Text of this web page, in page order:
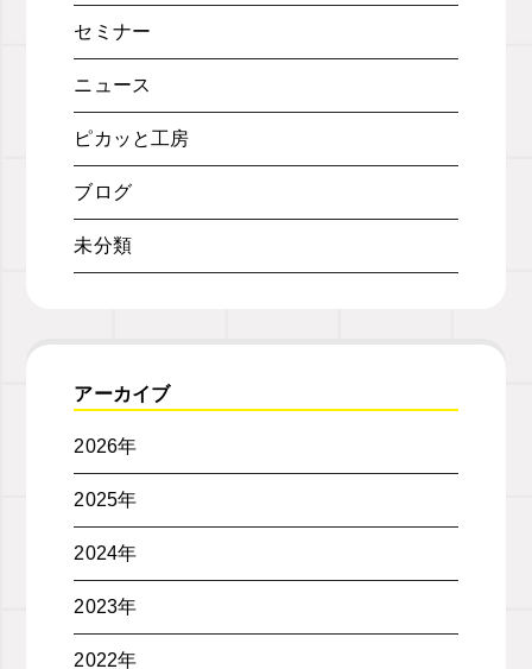
セミナー
ニュース
ピカッと工房
ブログ
未分類
アーカイブ
2026年
2025年
2024年
2023年
2022年